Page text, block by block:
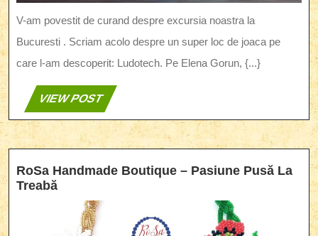
V-am povestit de curand despre excursia noastra la
Bucuresti . Scriam acolo despre un super loc de joaca pe
care l-am descoperit: Ludotech. Pe Elena Gorun, {...}
VIEW POSTVIEW
POST
RoSa Handmade Boutique – Pasiune Pusă La
Treabă
Handmade
Boutique